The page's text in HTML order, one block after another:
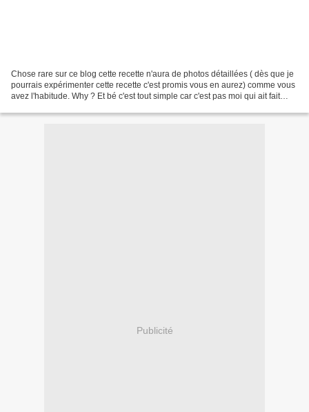
Chose rare sur ce blog cette recette n'aura de photos détaillées ( dès que je
pourrais expérimenter cette recette c'est promis vous en aurez) comme vous
avez l'habitude. Why ? Et bé c'est tout simple car c'est pas moi qui ait fait
Publicité